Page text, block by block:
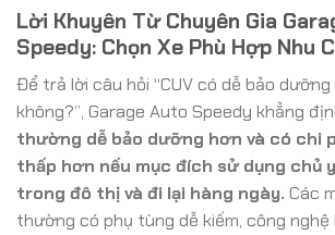
Lời Khuyên Từ Chuyên Gia
Speedy: Chọn Xe Phù Hợp Nhu
Để trả lời câu hỏi “CUV có dễ bảo
không?”, Garage Auto Speedy khẳng
thường dễ bảo dưỡng hơn và có chi
thấp hơn nếu mục đích sử dụng chủ
trong đô thị và đi lại hàng ngày. Các
thường có phụ tùng dễ kiếm, công